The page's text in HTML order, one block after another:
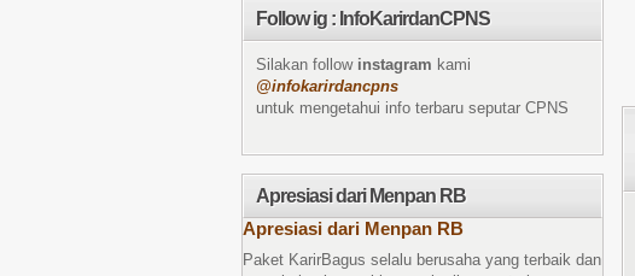
Follow ig : InfoKarirdanCPNS
Silakan follow instagram kami
@infokarirdancpns
untuk mengetahui info terbaru seputar CPNS
Apresiasi dari Menpan RB
Apresiasi dari Menpan RB
Paket KarirBagus selalu berusaha yang terbaik dan